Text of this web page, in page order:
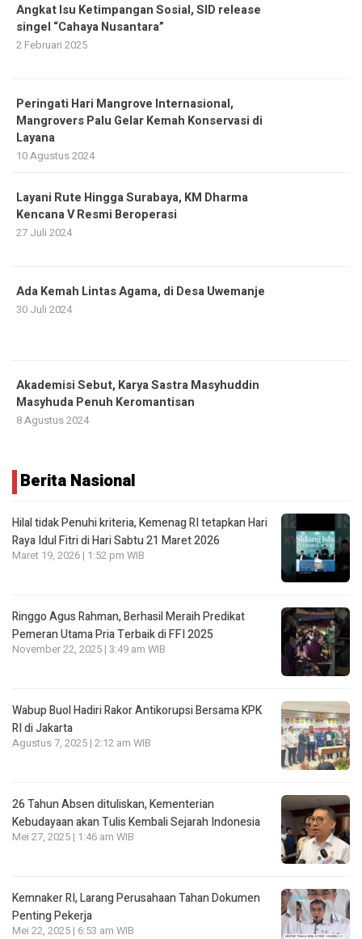
Angkat Isu Ketimpangan Sosial, SID release
singel “Cahaya Nusantara”
2 Februari 2025
Peringati Hari Mangrove Internasional,
Mangrovers Palu Gelar Kemah Konservasi di
Layana
10 Agustus 2024
Layani Rute Hingga Surabaya, KM Dharma
Kencana V Resmi Beroperasi
27 Juli 2024
Ada Kemah Lintas Agama, di Desa Uwemanje
30 Juli 2024
Akademisi Sebut, Karya Sastra Masyhuddin
Masyhuda Penuh Keromantisan
8 Agustus 2024
Berita Nasional
Hilal tidak Penuhi kriteria, Kemenag RI tetapkan Hari
Raya Idul Fitri di Hari Sabtu 21 Maret 2026
Maret 19, 2026 | 1:52 pm WIB
Ringgo Agus Rahman, Berhasil Meraih Predikat
Pemeran Utama Pria Terbaik di FFI 2025
November 22, 2025 | 3:49 am WIB
Wabup Buol Hadiri Rakor Antikorupsi Bersama KPK
RI di Jakarta
Agustus 7, 2025 | 2:12 am WIB
26 Tahun Absen dituliskan, Kementerian
Kebudayaan akan Tulis Kembali Sejarah Indonesia
Mei 27, 2025 | 1:46 am WIB
Kemnaker RI, Larang Perusahaan Tahan Dokumen
Penting Pekerja
Mei 22, 2025 | 6:53 am WIB